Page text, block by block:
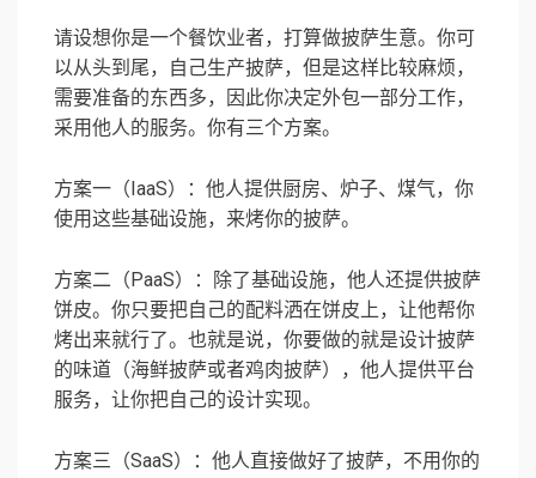
请设想你是一个餐饮业者，打算做披萨生意。你可
以从头到尾，自己生产披萨，但是这样比较麻烦，
需要准备的东西多，因此你决定外包一部分工作，
采用他人的服务。你有三个方案。
方案一（IaaS）：他人提供厨房、炉子、煤气，你
使用这些基础设施，来烤你的披萨。
方案二（PaaS）：除了基础设施，他人还提供披萨
饼皮。你只要把自己的配料洒在饼皮上，让他帮你
烤出来就行了。也就是说，你要做的就是设计披萨
的味道（海鲜披萨或者鸡肉披萨），他人提供平台
服务，让你把自己的设计实现。
方案三（SaaS）：他人直接做好了披萨，不用你的